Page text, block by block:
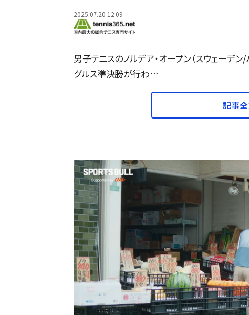
2025.07.20 12:09
男子テニスのノルデア・オープン（スウェーデン/
グルス準決勝が行わ…
記事